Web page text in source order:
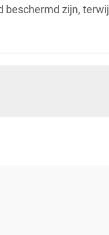
zijn, terwijl